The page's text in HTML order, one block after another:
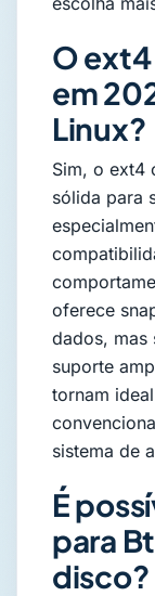
O ext4
em
Linux?
Sim, o ext4
sólida para
oferece
dados, mas
suporte
tornam
sistema de
É
para
disco?